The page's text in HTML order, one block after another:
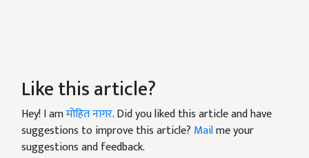
Like this article?
Hey! I amमोहित नागर. Did you liked this article and have
suggestions to improve this article? Mailme your
suggestions and feedback.